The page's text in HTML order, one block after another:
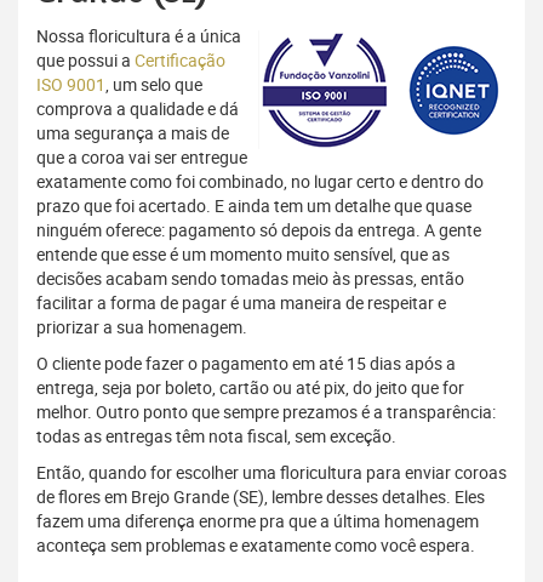
Nossa floricultura é a única
que possui a Certificação
ISO 9001, um selo que
comprova a qualidade e dá
uma segurança a mais de
que a coroa vai ser entregue
exatamente como foi combinado, no lugar certo e dentro do
prazo que foi acertado. E ainda tem um detalhe que quase
ninguém oferece: pagamento só depois da entrega. A gente
entende que esse é um momento muito sensível, que as
decisões acabam sendo tomadas meio às pressas, então
facilitar a forma de pagar é uma maneira de respeitar e
priorizar a sua homenagem.
O cliente pode fazer o pagamento em até 15 dias após a
entrega, seja por boleto, cartão ou até pix, do jeito que for
melhor. Outro ponto que sempre prezamos é a transparência:
todas as entregas têm nota fiscal, sem exceção.
Então, quando for escolher uma floricultura para enviar coroas
de flores em Brejo Grande (SE), lembre desses detalhes. Eles
fazem uma diferença enorme pra que a última homenagem
aconteça sem problemas e exatamente como você espera.